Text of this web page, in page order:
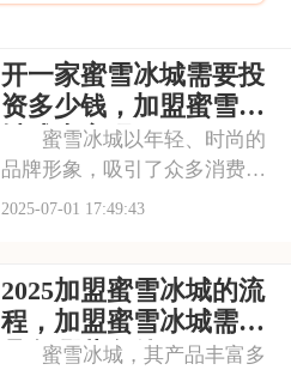
开一家蜜雪冰城需要投
资多少钱，加盟蜜雪冰
城成本高吗
蜜雪冰城以年轻、时尚的
品牌形象，吸引了众多消费者
的目光。其成熟的运营模式和
冰城需要投入多少费用呢？以
下是开一家蜜雪冰城需要投资
多少钱，加盟蜜雪冰
2025-07-01 17:49:43
2025加盟蜜雪冰城的流
程，加盟蜜雪冰城需要
具备哪些条件
蜜雪冰城，其产品丰富多